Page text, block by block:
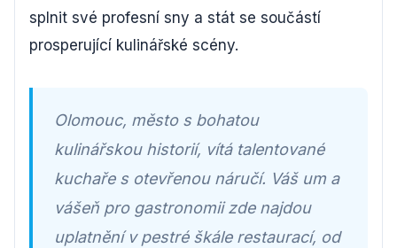
splnit své profesní sny a stát se součástí
prosperující kulinářské scény.
Olomouc, město s bohatou
kulinářskou historií, vítá talentované
kuchaře s otevřenou náručí. Váš um a
vášeň pro gastronomii zde najdou
uplatnění v pestré škále restaurací, od